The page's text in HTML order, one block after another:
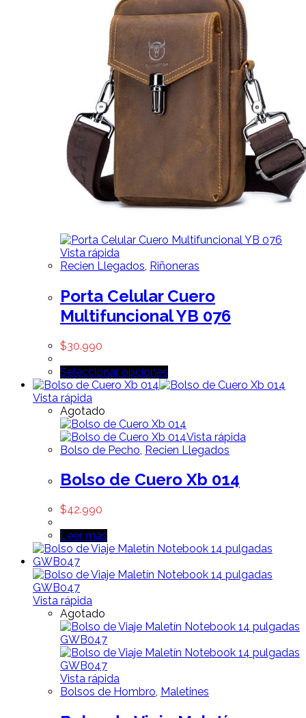
Vista rápida
Recien Llegados Riñoneras
Porta Celular Cuero
Multifuncional YB 076
$30.990
Seleccionar opciones
Vista rápida
Agotado
Vista rápida
Bolso de Pecho Recien Llegados
Bolso de Cuero Xb 014
$42.990
Leer más
Vista rápida
Agotado
Vista rápida
Bolsos de Hombro, Maletines